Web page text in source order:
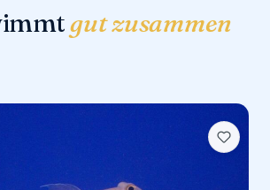
gut zusammen